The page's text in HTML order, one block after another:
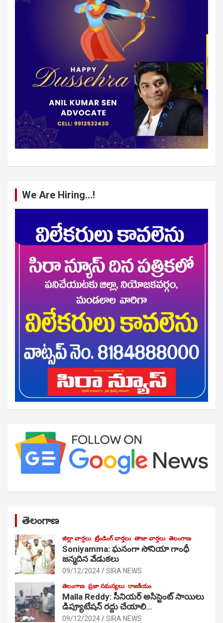
We Are Hiring…!
తెలంగాణ
జిల్లా వార్తలు ట్రేండింగ్ వార్తలు తాజా వార్తలు తెలంగాణ
Soniyamma: ఘ‌నంగా సోనియా గాంధీ
జ‌న్మ‌దిన వేడుక‌లు
09/12/2024 SIRA NEWS
తెలంగాణ ప్రజా సమస్యలు రాజకీయం
Malla Reddy: సీనియర్ అసిస్టెంట్ సాయిలు
డిప్యూటేషన్ రద్దు చేయాలి…
09/12/2024 SIRA NEWS